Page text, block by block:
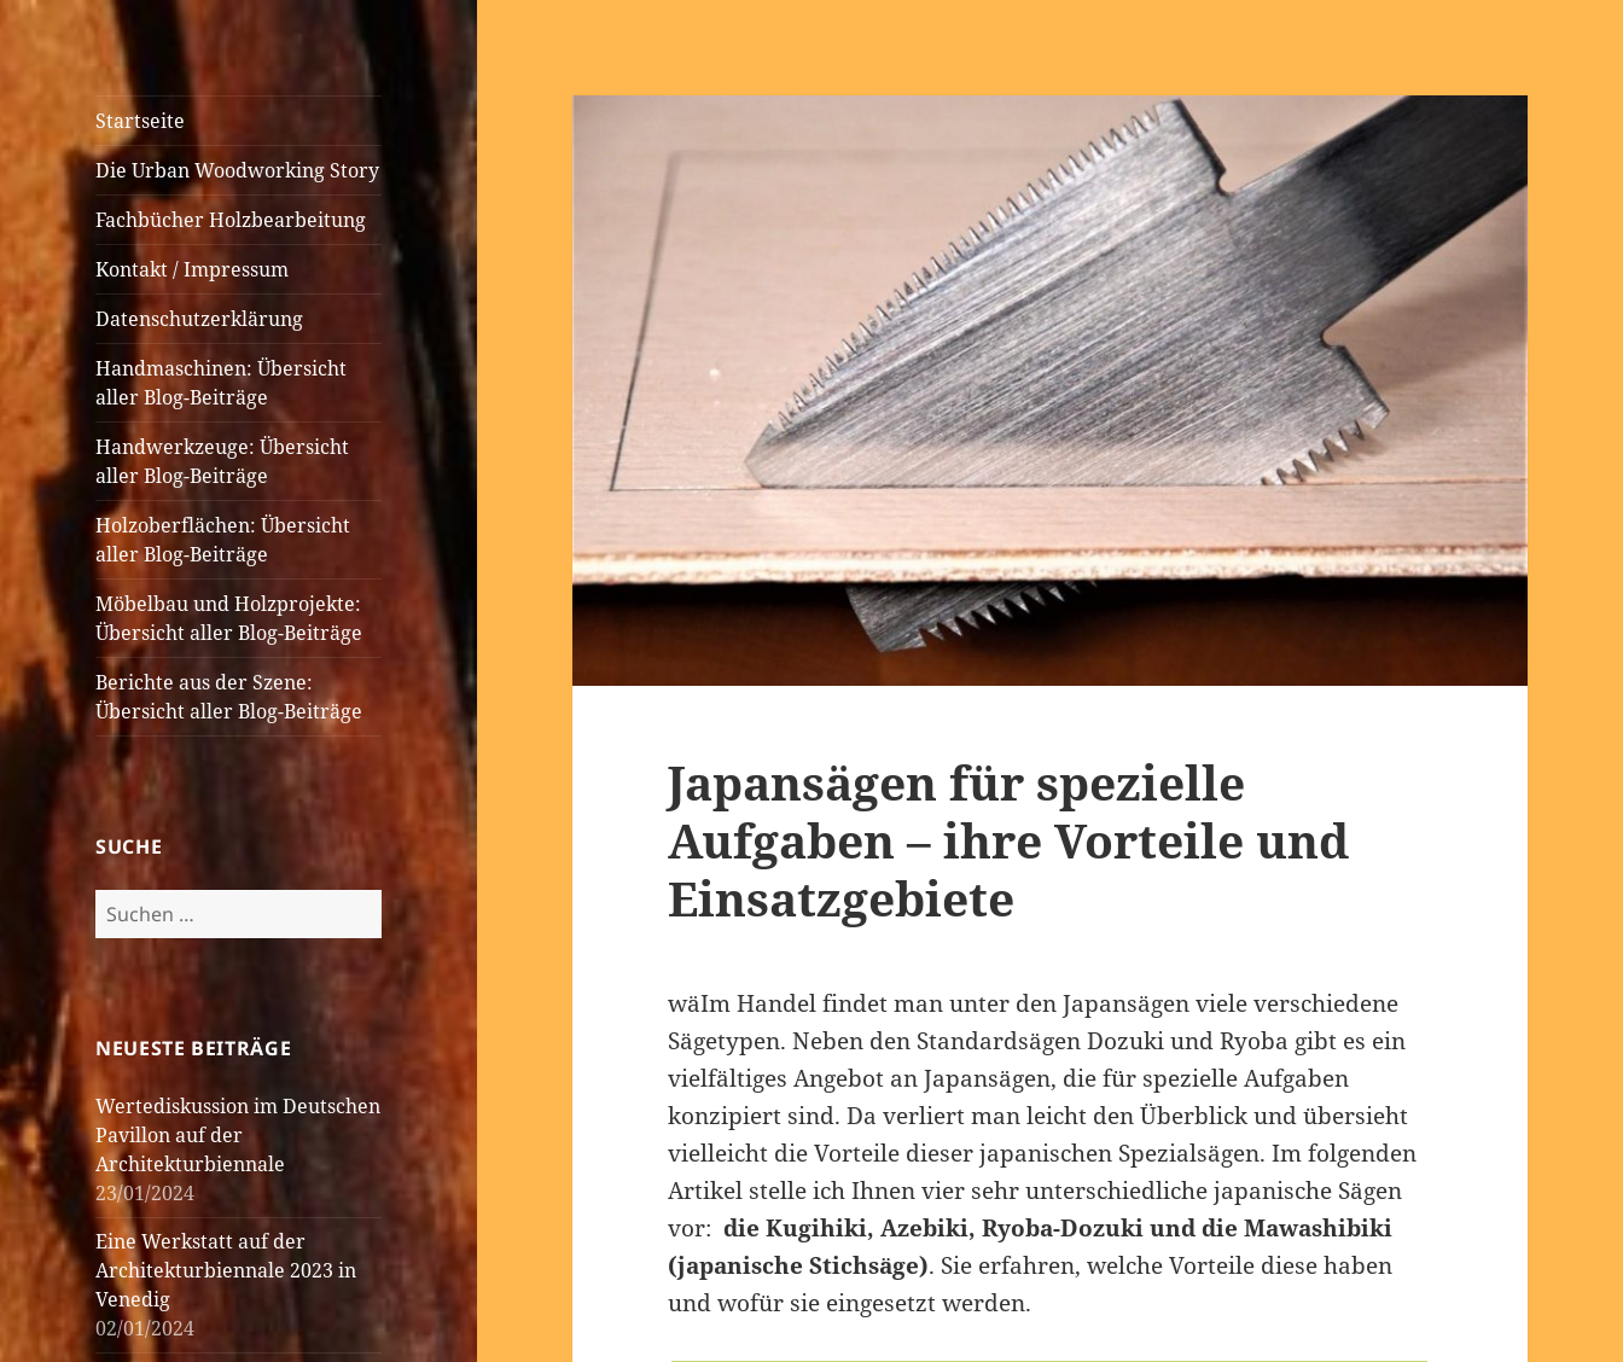
Urban
Woodworking
Holzbearbeitung auf kleinem
Raum
Startseite
Die Urban Woodworking Story
Fachbücher Holzbearbeitung
Kontakt / Impressum
Datenschutzerklärung
Handmaschinen: Übersicht
aller Blog-Beiträge
Handwerkzeuge: Übersicht
aller Blog-Beiträge
Holzoberflächen: Übersicht
aller Blog-Beiträge
Möbelbau und Holzprojekte:
Übersicht aller Blog-Beiträge
Berichte aus der Szene:
Übersicht aller Blog-Beiträge
SUCHE
Suchen
nach:
NEUESTE BEITRÄGE
Wertediskussion im Deutschen
Pavillon auf der
Architekturbiennale
23/01/2024
Eine Werkstatt auf der
Architekturbiennale 2023 in
Venedig
02/01/2024
Japansägen für spezielle
Aufgaben – ihre Vorteile und
Einsatzgebiete
wäIm Handel findet man unter den Japansägen viele verschiedene
Sägetypen. Neben den Standardsägen Dozuki und Ryoba gibt es ein
vielfältiges Angebot an Japansägen, die für spezielle Aufgaben
konzipiert sind. Da verliert man leicht den Überblick und übersieht
vielleicht die Vorteile dieser japanischen Spezialsägen. Im folgenden
Artikel stelle ich Ihnen vier sehr unterschiedliche japanische Sägen
vor: die Kugihiki, Azebiki, Ryoba-Dozuki und die Mawashibiki
(japanische Stichsäge). Sie erfahren, welche Vorteile diese haben
und wofür sie eingesetzt werden.